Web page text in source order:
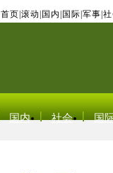
首页 滚动 国内 国际 军事
国内 社会 国